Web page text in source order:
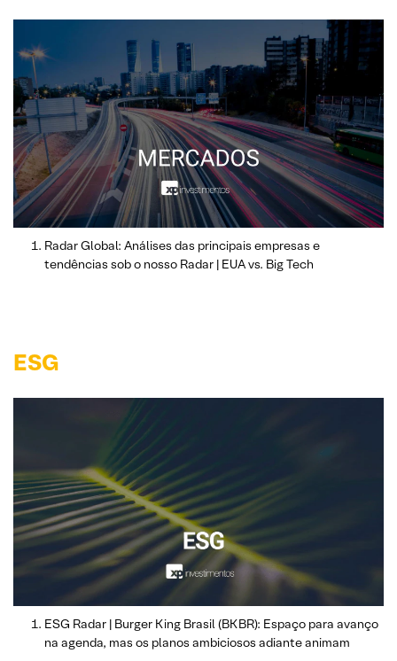
Radar Global: Análises das principais empresas e
tendências sob o nosso Radar | EUA vs. Big Tech
ESG
ESG Radar | Burger King Brasil (BKBR): Espaço para avanço
na agenda, mas os planos ambiciosos adiante animam